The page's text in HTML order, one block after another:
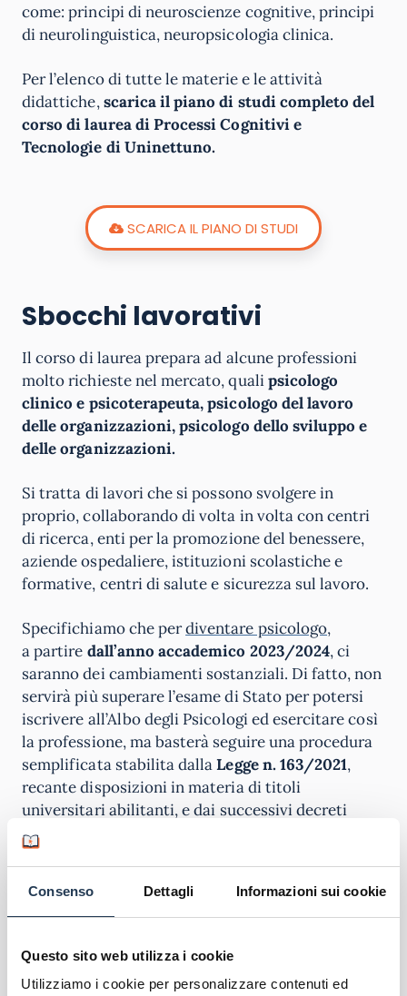
Consenso Dettagli Informazioni sui cookie
Questo sito web utilizza i cookie
Utilizziamo i cookie per personalizzare contenuti ed
come: principi di neuroscienze cognitive, principi
di neurolinguistica, neuropsicologia clinica.
Per l’elenco di tutte le materie e le attività
didattiche,scarica il piano di studi completo del
corso di laurea di Processi Cognitivi e
Tecnologie di Uninettuno.
SCARICA IL PIANO DI STUDI
Sbocchi lavorativi
Il corso di laurea prepara ad alcune professioni
molto richieste nel mercato, qualipsicologo
clinico e psicoterapeuta, psicologo del lavoro
delle organizzazioni, psicologo dello sviluppo e
delle organizzazioni.
Si tratta di lavori che si possono svolgere in
proprio, collaborando di volta in volta con centri
di ricerca, enti per la promozione del benessere,
aziende ospedaliere, istituzioni scolastiche e
formative, centri di salute e sicurezza sul lavoro.
Specifichiamo che perdiventare psicologo,
a partire dall’anno accademico 2023/2024, ci
saranno dei cambiamenti sostanziali. Di fatto, non
servirà più superare l’esame di Stato per potersi
iscrivere all’Albo degli Psicologi ed esercitare così
la professione, ma basterà seguire una procedura
semplificata stabilita dallaLegge n. 163/2021,
recante disposizioni in materia di titoli
universitari abilitanti, e dai successivi decreti
attuativi del 2022.
abilitante e diventa titolo validoai fini
dell’iscrizione all’Albo Professionale degli
bisognerà prima superare il Tirocinio Pratico
Valutativo interno al percorso di studio (da 30